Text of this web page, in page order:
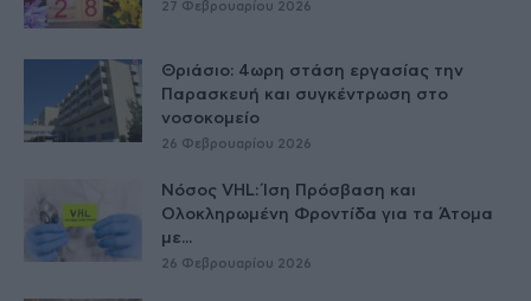
27 Φεβρουαρίου 2026
Θριάσιο: 4ωρη στάση εργασίας την
Παρασκευή και συγκέντρωση στο
νοσοκομείο
26 Φεβρουαρίου 2026
Νόσος VHL: Ίση Πρόσβαση και
Ολοκληρωμένη Φροντίδα για τα Άτομα
με...
26 Φεβρουαρίου 2026